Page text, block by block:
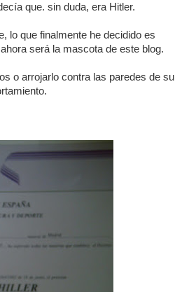
que. sin duda, era Hitler.
lo que finalmente he decidido es
será la mascota de este blog.
o arrojarlo contra las paredes de su